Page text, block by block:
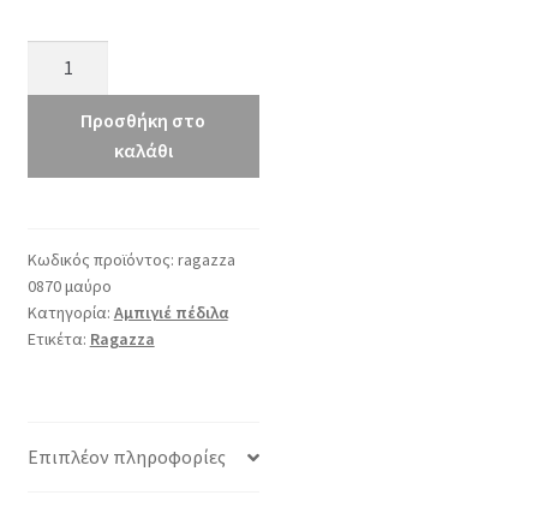
Προσθήκη στο
καλάθι
Κωδικός προϊόντος: ragazza
0870 μαύρο
Κατηγορία: Αμπιγιέ πέδιλα
Ετικέτα: Ragazza
Επιπλέον πληροφορίες